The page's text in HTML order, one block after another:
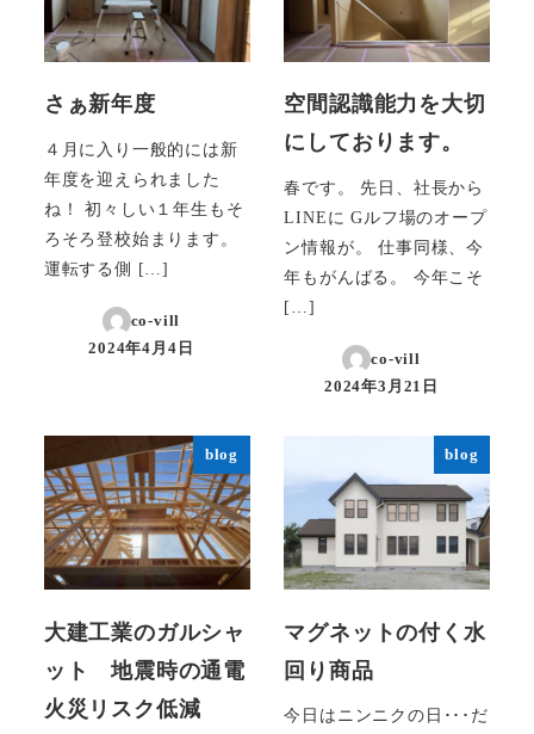
さぁ新年度
４月に入り一般的には新
年度を迎えられました
ね！ 初々しい１年生もそ
ろそろ登校始まります。
運転する側 […]
co-vill
投稿日
2024年4月4日
空間認識能力を大切
にしております。
春です。 先日、社長から
LINEに Gルフ場のオープ
ン情報が。 仕事同様、今
年もがんばる。 今年こそ
[…]
co-vill
投稿日
2024年3月21日
blog
大建工業のガルシャ
ット 地震時の通電
火災リスク低減
blog
マグネットの付く水
回り商品
今日はニンニクの日･･･だ